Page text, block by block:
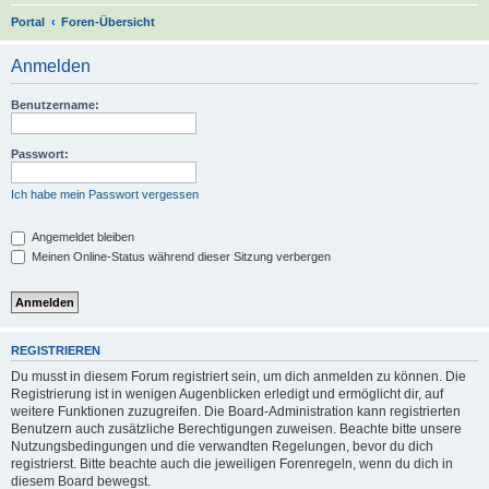
Portal Foren-Übersicht
Anmelden
Benutzername:
Passwort:
Ich habe mein Passwort vergessen
Angemeldet bleiben
Meinen Online-Status während dieser Sitzung verbergen
REGISTRIEREN
Du musst in diesem Forum registriert sein, um dich anmelden zu können. Die
Registrierung ist in wenigen Augenblicken erledigt und ermöglicht dir, auf
weitere Funktionen zuzugreifen. Die Board-Administration kann registrierten
Benutzern auch zusätzliche Berechtigungen zuweisen. Beachte bitte unsere
Nutzungsbedingungen und die verwandten Regelungen, bevor du dich
registrierst. Bitte beachte auch die jeweiligen Forenregeln, wenn du dich in
diesem Board bewegst.